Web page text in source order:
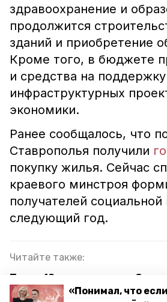
«Понимал, что
здравоохранение и
продолжится
зданий и приобретение
Кроме того, в бюджете
и средства на поддержку
инфраструктурных
экономики.
Ранее сообщалось, что
Ставрополья получили
покупку жилья. Сейчас
краевого минстроя
получателей
следующий год.
Читайте также:
Почти 18 тыс. педагогов
поддержку по оплате услуг